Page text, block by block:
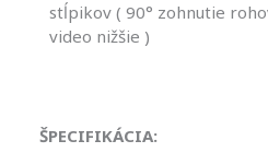
stĺpikov ( 90° zohnutie
video nižšie )
ŠPECIFIKÁCIA: